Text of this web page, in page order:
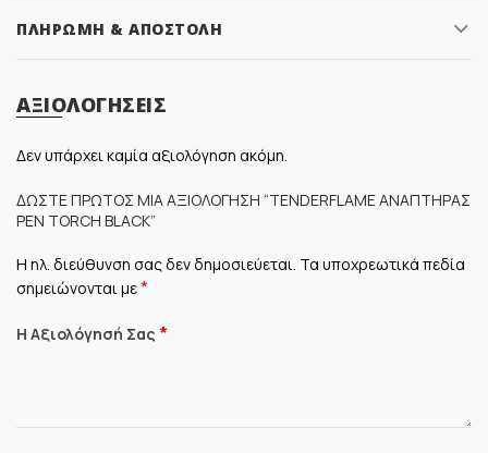
ΠΛΗΡΩΜΉ & ΑΠΟΣΤΟΛΉ
ΑΞΙΟΛΟΓΉΣΕΙΣ
Δεν υπάρχει καμία αξιολόγηση ακόμη.
ΔΏΣΤΕ ΠΡΏΤΟΣ ΜΊΑ ΑΞΙΟΛΌΓΗΣΗ “TENDERFLAME ΑΝΑΠΤΉΡΑΣ
PEN TORCH BLACK”
Η ηλ. διεύθυνση σας δεν δημοσιεύεται. Τα υποχρεωτικά πεδία
σημειώνονται με*
Η Αξιολόγησή Σας *